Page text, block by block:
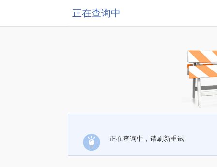
正在查询中
正在查询中，请刷新重试